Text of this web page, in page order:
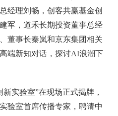
经理刘畅，创客共赢基金创
军，道禾长期投资董事总经
董事长秦岚和京东集团相关
端新知对话，探讨AI浪潮下
实验室”在现场正式揭牌，
验室首席传播专家，聘请中